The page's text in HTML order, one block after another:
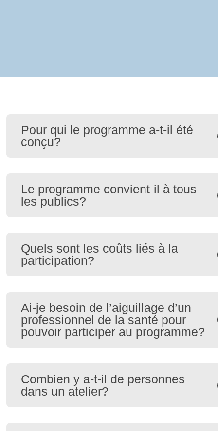
Pour qui le programme a-t-il été
conçu?
Le programme convient-il à tous
les publics?
Quels sont les coûts liés à la
participation?
Ai-je besoin de l’aiguillage d’un
professionnel de la santé pour
pouvoir participer au programme?
Combien y a-t-il de personnes
dans un atelier?